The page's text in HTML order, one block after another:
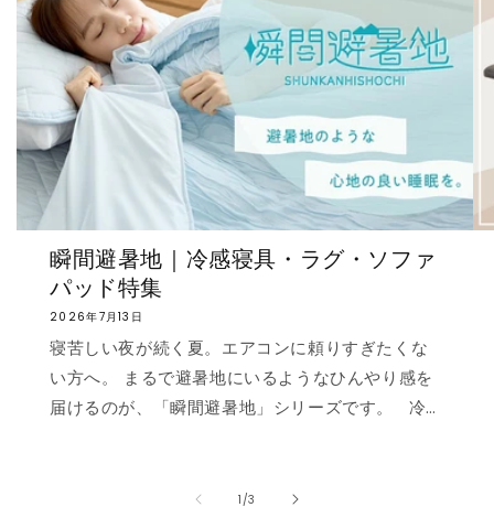
瞬間避暑地｜冷感寝具・ラグ・ソファ
パッド特集
2026年7月13日
寝苦しい夜が続く夏。エアコンに頼りすぎたくな
い方へ。 まるで避暑地にいるようなひんやり感を
届けるのが、「瞬間避暑地」シリーズです。 冷
うな“ずっと触れていたくなる冷たさ”を実現しま
1 /の
3